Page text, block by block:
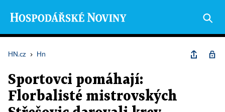
HN.cz › Hn
Sportovci pomáhají:
Florbalisté mistrovských